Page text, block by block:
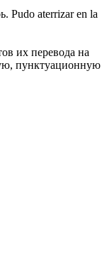
Pudo aterrizar en la
их перевода на
пунктуационную